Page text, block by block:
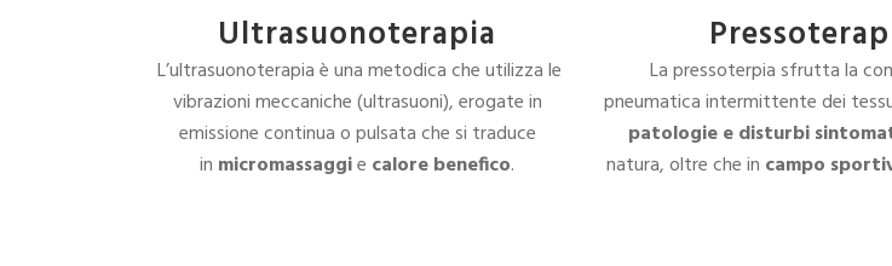
Ultrasuonoterapia
L’ultrasuonoterapia è una metodica che utilizza le
vibrazioni meccaniche (ultrasuoni), erogate in
emissione continua o pulsata che si traduce
in micromassaggie calore benefico.
La pressoterpia sfrutta la
pneumatica intermittente dei
patologie e disturbi
natura, oltre che in campo